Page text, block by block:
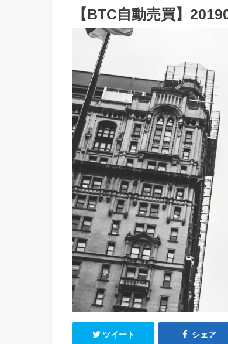
【BTC自動売買】
ツイート シェア